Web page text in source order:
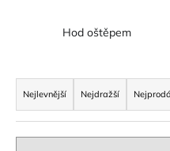
Hod oštěpem
Ř
a
z
e
Nejlevnější Nejdražší
í
t